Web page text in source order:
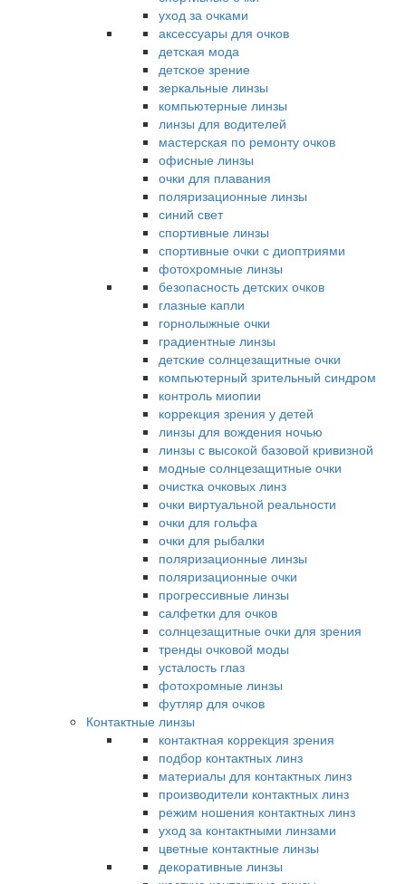
уход за очками
аксессуары для очков
детская мода
детское зрение
зеркальные линзы
компьютерные линзы
линзы для водителей
мастерская по ремонту очков
офисные линзы
очки для плавания
поляризационные линзы
синий свет
спортивные линзы
спортивные очки с диоптриями
фотохромные линзы
безопасность детских очков
глазные капли
горнолыжные очки
градиентные линзы
детские солнцезащитные очки
компьютерный зрительный синдром
контроль миопии
коррекция зрения у детей
линзы для вождения ночью
линзы с высокой базовой кривизной
модные солнцезащитные очки
очистка очковых линз
очки виртуальной реальности
очки для гольфа
очки для рыбалки
поляризационные линзы
поляризационные очки
прогрессивные линзы
салфетки для очков
солнцезащитные очки для зрения
тренды очковой моды
усталость глаз
фотохромные линзы
футляр для очков
Контактные линзы
контактная коррекция зрения
подбор контактных линз
материалы для контактных линз
производители контактных линз
режим ношения контактных линз
уход за контактными линзами
цветные контактные линзы
декоративные линзы